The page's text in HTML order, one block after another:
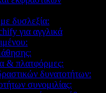
δυσλεξία:
για αγγλικά
& πλατφόρμες:
δυνατοτήτων:
συνομιλίας: